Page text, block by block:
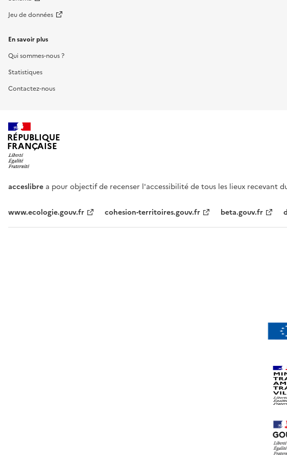
Jeu de données
En savoir plus
Qui sommes-nous ?
Statistiques
Contactez-nous
RÉPUBLIQUE
FRANÇAISE
acceslibre a pour objectif de recenser l'accessibilité de tous les lieux recevant
www.ecologie.gouv.fr cohesion-territoires.gouv.fr beta.gouv.fr